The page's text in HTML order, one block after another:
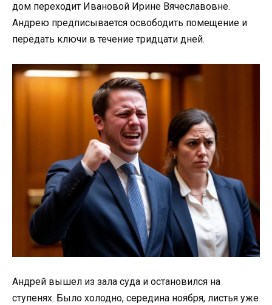
дом переходит Ивановой Ирине Вячеславовне.
Андрею предписывается освободить помещение и
передать ключи в течение тридцати дней.
Андрей вышел из зала суда и остановился на
ступенях. Было холодно, середина ноября, листья уже